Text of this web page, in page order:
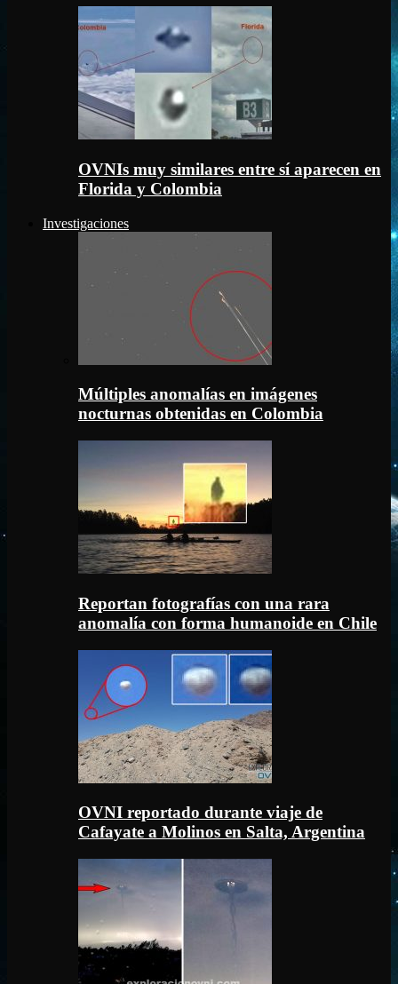
OVNIs muy similares entre sí aparecen en
Florida y Colombia
Investigaciones
Múltiples anomalías en imágenes
nocturnas obtenidas en Colombia
Reportan fotografías con una rara
anomalía con forma humanoide en Chile
OVNI reportado durante viaje de
Cafayate a Molinos en Salta, Argentina